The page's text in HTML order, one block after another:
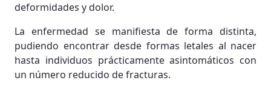
deformidades y dolor.
La enfermedad se manifiesta de forma distinta,
pudiendo encontrar desde formas letales al nacer
hasta individuos prácticamente asintomáticos con
un número reducido de fracturas.